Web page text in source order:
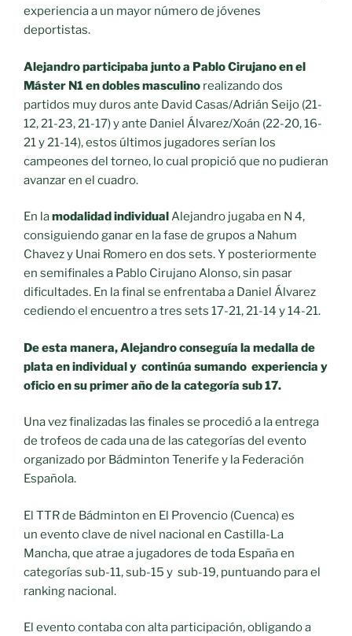
experiencia a un mayor número de jóvenes
deportistas.
Alejandro participaba junto a Pablo Cirujanoen el
Máster N1en dobles masculino realizando dos
partidos muy duros ante David Casas/Adrián Seijo (21-
12, 21-23, 21-17) y ante Daniel Álvarez/Xoán (22-20, 16-
21 y 21-14), estos últimos jugadores serían los
campeones del torneo, lo cual propició que no pudieran
avanzar en el cuadro.
En lamodalidad individual Alejandro jugaba en N 4,
consiguiendo ganar en la fase de grupos a Nahum
Chavez y Unai Romero en dos sets. Y posteriormente
en semifinales a Pablo Cirujano Alonso, sin pasar
dificultades. En la final se enfrentaba a Daniel Álvarez
cediendo el encuentro a tres sets 17-21, 21-14 y 14-21.
De esta manera,Alejandro conseguía la medalla de
plata en individual y continúa sumando experiencia y
oficio en su primer año de la categoría sub 17.
Una vez finalizadas las finales se procedió a la entrega
de trofeos de cada una de las categorías del evento
organizado por Bádminton Tenerife y la Federación
Española.
El TTR de Bádminton en El Provencio (Cuenca) es
un evento clave de nivel nacional en Castilla-La
Mancha, que atrae a jugadores de toda España en
categorías sub-11, sub-15 y sub-19, puntuando para el
ranking nacional.
El evento contaba con alta participación, obligando a